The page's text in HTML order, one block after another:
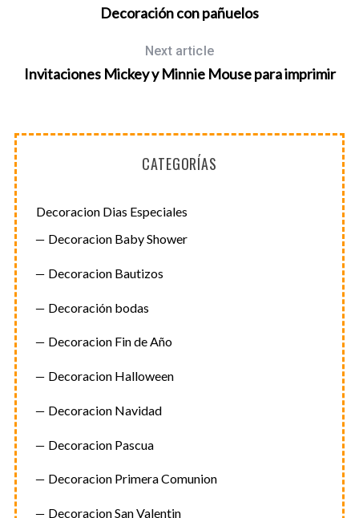
Decoración con pañuelos
Next article
Invitaciones Mickey y Minnie Mouse para imprimir
CATEGORÍAS
Decoracion Dias Especiales
Decoracion Baby Shower
Decoracion Bautizos
Decoración bodas
Decoracion Fin de Año
Decoracion Halloween
Decoracion Navidad
Decoracion Pascua
Decoracion Primera Comunion
Decoracion San Valentin
S
a
c
f
r